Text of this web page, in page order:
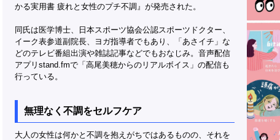
かる実用書 疲れと女性のプチ不調』が発売された。
同氏は医学博士、日本スポーツ協会公認スポーツドクター、
イーク表参道副院長、ヨガ指導者でもあり、「あさイチ」な
どのテレビ番組出演や雑誌記事などでもおなじみ。音声配信
アプリstand.fmで「高尾美穂からのリアルボイス」の配信も
行っている。
無理なく不調をセルフケア
大人の女性は何かと不調を抱えがちではあるものの、それを